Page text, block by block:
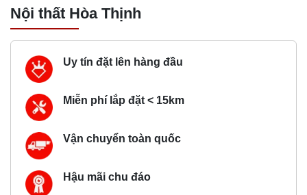
Nội thất Hòa Thịnh
Uy tín đặt lên hàng đầu
Miễn phí lắp đặt < 15km
Vận chuyển toàn quốc
Hậu mãi chu đáo